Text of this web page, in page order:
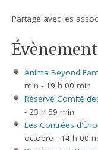
Partagé avec les
Anima Beyond
min - 19 h 00 min
Réservé Comité
- 23 h 59 min
Les Contrées
octobre - 14 h 00